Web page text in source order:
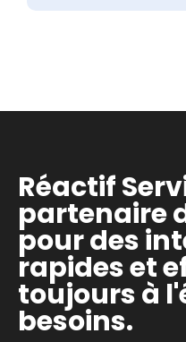
Réactif
partenaire
pour des
rapides et
toujours à
besoins.